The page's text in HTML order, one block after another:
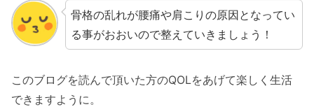
骨格の乱れが腰痛や肩こりの原因となってい
る事がおおいので整えていきましょう！
このブログを読んで頂いた方のQOLをあげて楽しく生活
できますように。